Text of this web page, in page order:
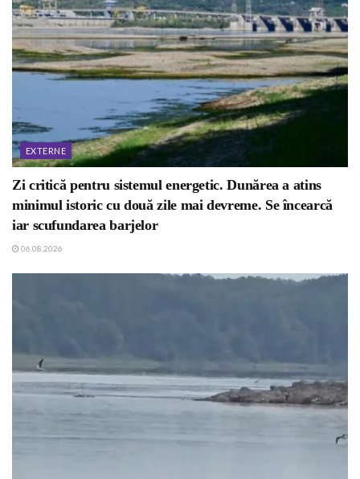
EXTERNE
Zi critică pentru sistemul energetic. Dunărea a atins
minimul istoric cu două zile mai devreme. Se încearcă
iar scufundarea barjelor
06.08.2026